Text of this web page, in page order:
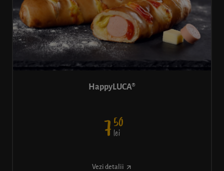
HappyLUCA®
750
lei
Vezi detalii